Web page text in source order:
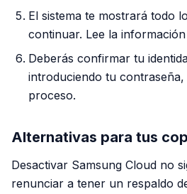
El sistema te mostrará todo
continuar. Lee la
Deberás confirmar tu
introduciendo tu
proceso.
Alternativas para tus
Desactivar Samsung Cloud no
renunciar a tener un respaldo